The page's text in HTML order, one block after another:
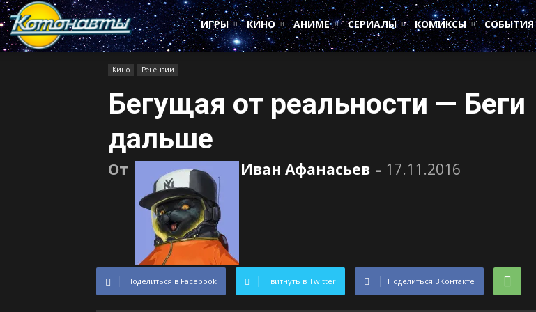
Котонавты
ИГРЫ
КИНО АНИМЕ СЕРИАЛЫ КОМИКСЫ СОБЫТИЯ
Кино Рецензии
Бегущая от реальности — Беги
дальше
От Иван Афанасьев - 17.11.2016
Поделиться в Facebook Твитнуть в Twitter Поделиться ВКонтакте